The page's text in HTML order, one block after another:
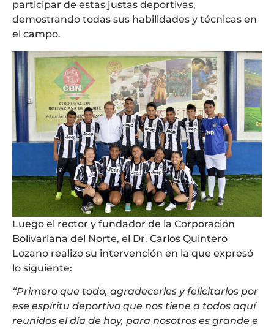
participar de estas justas deportivas,
demostrando todas sus habilidades y técnicas en
el campo.
Luego el rector y fundador de la Corporación
Bolivariana del Norte, el Dr. Carlos Quintero
Lozano realizo su intervención en la que expresó
lo siguiente:
“Primero que todo, agradecerles y felicitarlos por
ese espíritu deportivo que nos tiene a todos aquí
reunidos el día de hoy, para nosotros es grande e